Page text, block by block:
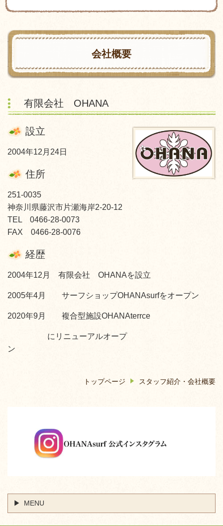
会社概要
有限会社 OHANA
設立
2004年12月24日
住所
251-0035
神奈川県藤沢市片瀬海岸2-20-12
TEL 0466-28-0073
FAX 0466-28-0076
経歴
2004年12月 有限会社 OHANAを設立
2005年4月 サーフショップOHANAsurfをオープン
2020年9月 複合型施設OHANAterrce
にリニューアルオープ
ン
トップページ スタッフ紹介・会社概要
MENU